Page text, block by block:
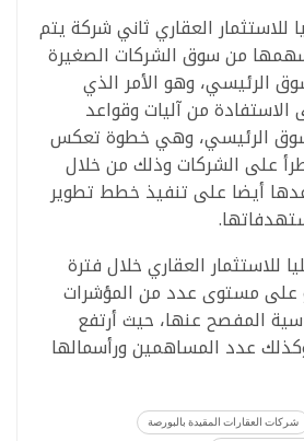
للاستثمار العقاري ثاني شركة يتم
من سوق الشركات الصغيرة
الرئيسي، وهو الأمر الذي
من آليات وقواعد
الرئيسي، وهي خطوة تعكس
على الشركات وذلك من خلال
أيضا على تنفيذ خطط تطوير
للاستثمار العقاري خلال فترة
على مستوى عدد من المؤشرات
المفصح عنها، حيث أرتفع
عدد المساهمين ورأسمالها
شركات العقارات المقيدة بالبورصة